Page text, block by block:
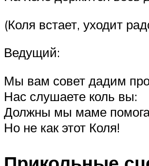
(Коля встает, уходит
Ведущий:
Мы вам совет дадим
Нас слушаете коль вы:
Должны мы маме
Но не как этот Коля!